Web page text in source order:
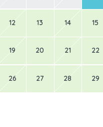
12 13 14 15
19 20 21 22
26 27 28 29